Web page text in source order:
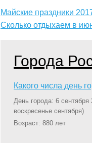
Майские праздники
Сколько отдыхаем в
Города
Какого числа день
День города: 6 сентября
воскресенье сентября)
Возраст: 880 лет